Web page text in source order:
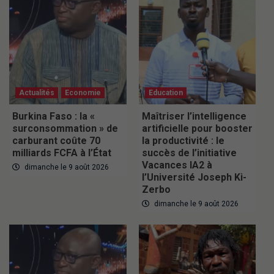
Actualités Economie
Burkina Faso : la «
surconsommation » de
carburant coûte 70
milliards FCFA à l’État
dimanche le 9 août 2026
Education
Maîtriser l’intelligence
artificielle pour booster
la productivité : le
succès de l’initiative
Vacances IA2 à
l’Université Joseph Ki-
Zerbo
dimanche le 9 août 2026